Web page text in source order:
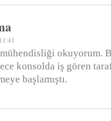
okuyorum.
konsolda iş gören
başlamıştı.